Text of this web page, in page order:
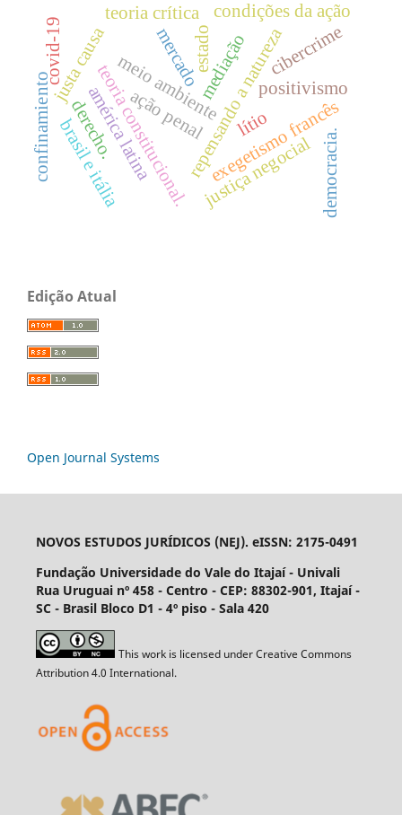
américa latina
meio ambienterepensando a natureza
teoria constitucional.mediação
condições da ação
ação penal
justa causa positivismo
exegetismo francês
justiça negocial
mercado
democracia.
teoria crítica
covid-19
confinamiento
estado
derecho. lítio
brasil e itália
cibercrime
Edição Atual
Open Journal Systems
NOVOS ESTUDOS JURÍDICOS (NEJ). eISSN: 2175-0491
Fundação Universidade do Vale do Itajaí - Univali
Rua Uruguai nº 458 - Centro - CEP: 88302-901, Itajaí­ -
SC - Brasil Bloco D1 - 4º piso - Sala 420
This work is licensed under Creative Commons
Attribution 4.0 International.